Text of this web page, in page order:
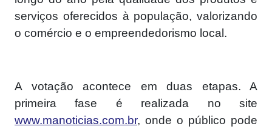
serviços oferecidos à população, valorizando
o comércio e o empreendedorismo local.
A votação acontece em duas etapas. A
primeira fase é realizada no site
www.manoticias.com.br, onde o público pode